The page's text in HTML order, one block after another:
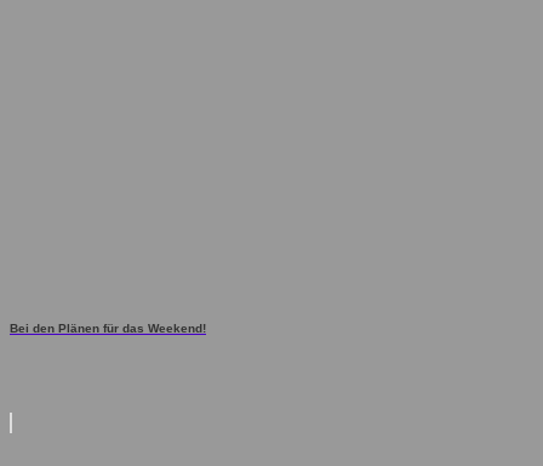
Bei den Plänen für das Weekend!